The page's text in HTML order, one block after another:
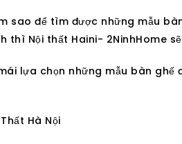
sao để tìm được những mẫu
thì Nội thất Haini- 2NinhHome
lựa chọn những mẫu bàn
Hà Nội